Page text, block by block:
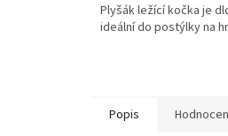
Plyšák ležící kočka je
ideální do postýlky na
Popis